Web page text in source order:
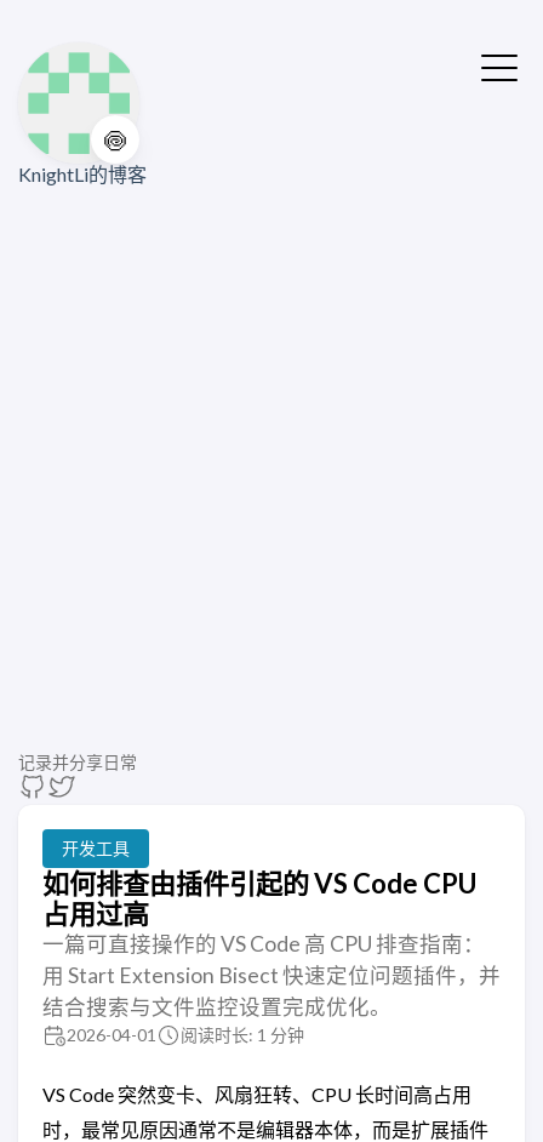
🍥
KnightLi的博客
记录并分享日常
开发工具
如何排查由插件引起的 VS Code CPU
占用过高
一篇可直接操作的 VS Code 高 CPU 排查指南：
用 Start Extension Bisect 快速定位问题插件，并
结合搜索与文件监控设置完成优化。
2026-04-01 阅读时长: 1 分钟
VS Code 突然变卡、风扇狂转、CPU 长时间高占用
时，最常见原因通常不是编辑器本体，而是扩展插件